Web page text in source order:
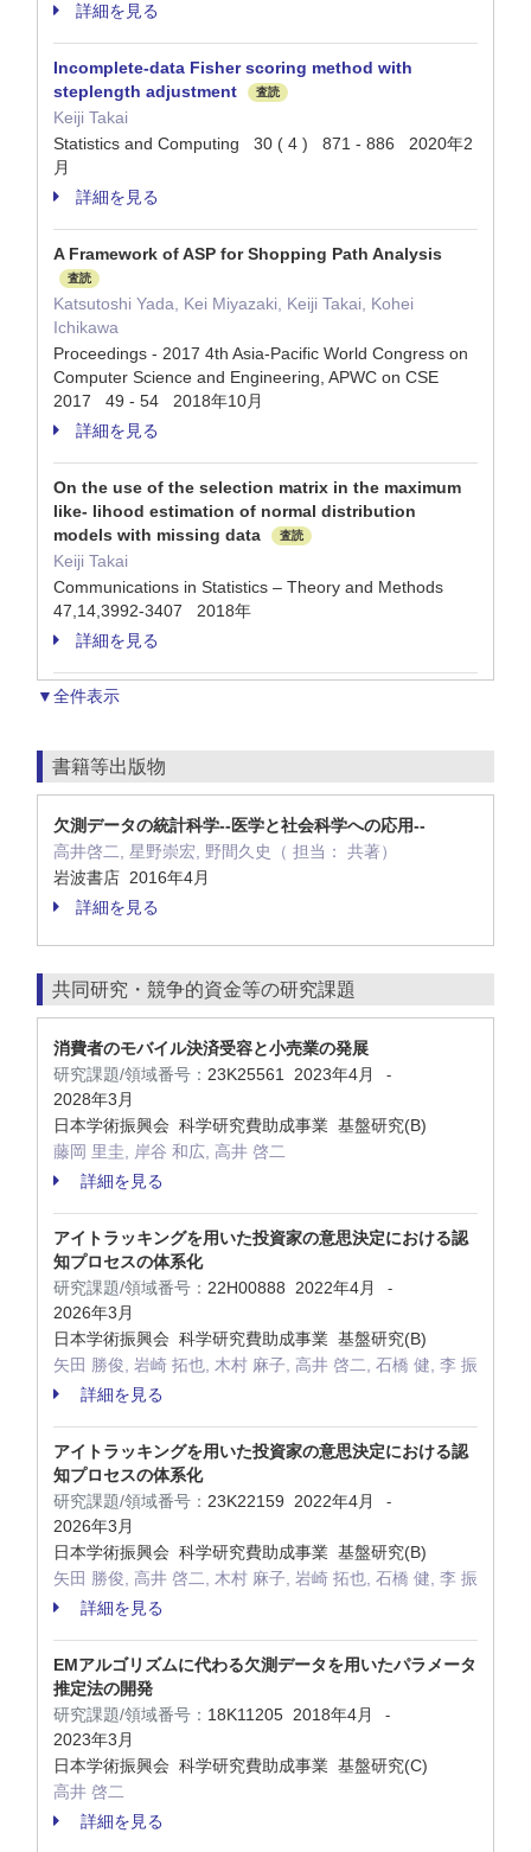
詳細を見る
Incomplete-data Fisher scoring method with
steplength adjustment
査読
Keiji Takai
Statistics and Computing 30 ( 4 ) 871 - 886 2020年2
月
詳細を見る
A Framework of ASP for Shopping Path Analysis
査読
Katsutoshi Yada, Kei Miyazaki, Keiji Takai, Kohei
Ichikawa
Proceedings - 2017 4th Asia-Pacific World Congress on
Computer Science and Engineering, APWC on CSE
2017 49 - 54 2018年10月
詳細を見る
On the use of the selection matrix in the maximum
like- lihood estimation of normal distribution
models with missing data
査読
Keiji Takai
Communications in Statistics – Theory and Methods
47,14,3992-3407 2018年
詳細を見る
▼全件表示
書籍等出版物
欠測データの統計科学--医学と社会科学への応用--
高井啓二, 星野崇宏, 野間久史（ 担当： 共著）
岩波書店 2016年4月
詳細を見る
共同研究・競争的資金等の研究課題
消費者のモバイル決済受容と小売業の発展
研究課題/領域番号： 23K25561 2023年4月 -
2028年3月
日本学術振興会 科学研究費助成事業 基盤研究(B)
藤岡 里圭, 岸谷 和広, 高井 啓二
詳細を見る
アイトラッキングを用いた投資家の意思決定における認
知プロセスの体系化
研究課題/領域番号： 22H00888 2022年4月 -
2026年3月
日本学術振興会 科学研究費助成事業 基盤研究(B)
矢田 勝俊, 岩崎 拓也, 木村 麻子, 高井 啓二, 石橋 健, 李 振
詳細を見る
アイトラッキングを用いた投資家の意思決定における認
知プロセスの体系化
研究課題/領域番号： 23K22159 2022年4月 -
2026年3月
日本学術振興会 科学研究費助成事業 基盤研究(B)
矢田 勝俊, 高井 啓二, 木村 麻子, 岩崎 拓也, 石橋 健, 李 振
詳細を見る
EMアルゴリズムに代わる欠測データを用いたパラメータ
推定法の開発
研究課題/領域番号： 18K11205 2018年4月 -
2023年3月
日本学術振興会 科学研究費助成事業 基盤研究(C)
高井 啓二
詳細を見る